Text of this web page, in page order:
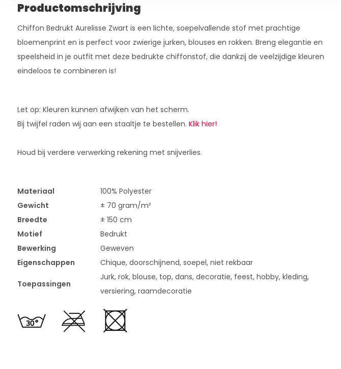
Productomschrijving
Chiffon Bedrukt Aurelisse Zwart is een lichte, soepelvallende stof met prachtige
bloemenprint en is perfect voor zwierige jurken, blouses en rokken. Breng elegantie en
speelsheid in je outfit met deze bedrukte chiffonstof, die dankzij de veelzijdige kleuren
eindeloos te combineren is!
Let op: Kleuren kunnen afwijken van het scherm.
Bij twijfel raden wij aan een staaltje te bestellen. Klik hier!
Houd bij verdere verwerking rekening met snijverlies.
Materiaal
100% Polyester
Gewicht
± 70 gram/m²
Breedte
± 150 cm
Motief
Bedrukt
Bewerking
Geweven
Eigenschappen
Chique, doorschijnend, soepel, niet rekbaar
Toepassingen
Jurk, rok, blouse, top, dans, decoratie, feest, hobby, kleding,
versiering, raamdecoratie